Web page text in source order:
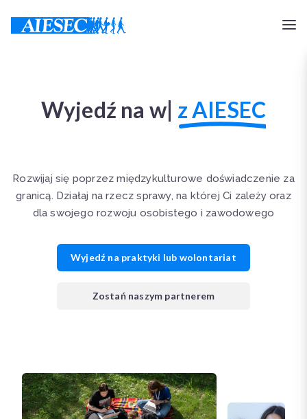
Wyjedź na wolontariat|
Rozwijaj się poprzez międzykulturowe doświadczenie za
granicą. Działaj na rzecz sprawy, na której Ci zależy oraz
dla swojego rozwoju osobistego i zawodowego
Wyjedź na praktyki lub wolontariat
Zostań naszym partnerem